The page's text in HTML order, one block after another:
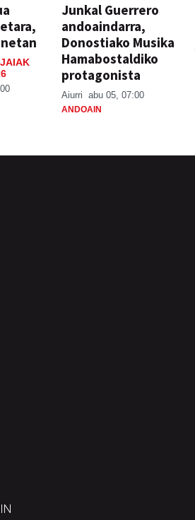
Junkal Guerrero
andoaindarra,
Donostiako Musika
Hamabostaldiko
protagonista
Aiurri abu 05, 07:00
ANDOAIN